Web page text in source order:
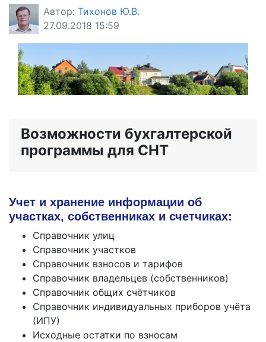
Автор: Тихонов Ю.В.
27.09.2018 15:59
Возможности бухгалтерской
программы для СНТ
Учет и хранение информации об
участках, собственниках и счетчиках:
Справочник улиц
Справочник участков
Справочник взносов и тарифов
Справочник владельцев (собственников)
Справочник общих счётчиков
Справочник индивидуальных приборов учёта
(ИПУ)
Исходные остатки по взносам